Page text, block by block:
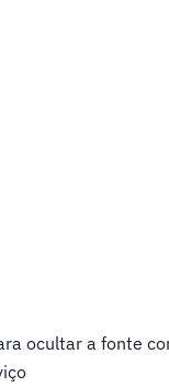
ocultar a fonte